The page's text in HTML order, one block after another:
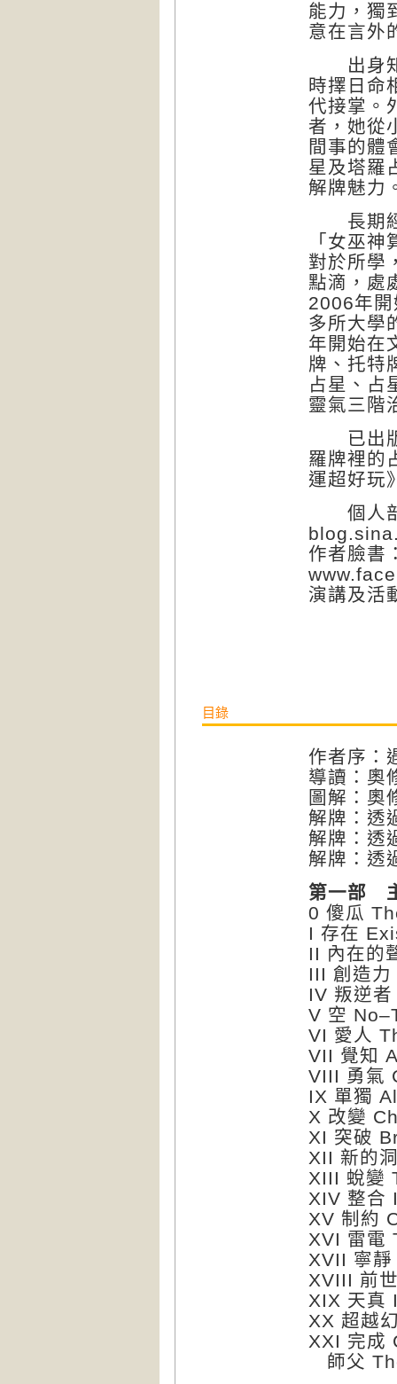
能力，獨
意在言外
出身知
時擇日命
代接掌。
者，她從
間事的體
星及塔羅
解牌魅力
長期經
「女巫
對於所學
點滴，處
2006年
多所大學
年開始在
牌、托特
占星、占
靈氣三階
已出版
羅牌裡的
運超好玩
個人部
作者臉書
演講及活
目錄
作者序：
導讀：奧
圖解：奧
解牌：透
解牌：透
解牌：透
第一部
0 傻瓜
I 存在
II 內在的
III 創造
IV 叛逆
V 空
VI 愛人
VII 覺知
VIII 勇氣
IX 單獨
X 改變
XI 突破
XII 新的
XIII 蛻變
XIV 整合
XV 制約
XVI 雷電
XVII 寧
XVIII 前
XIX 天真
XX 超越
XXI 完成
師父